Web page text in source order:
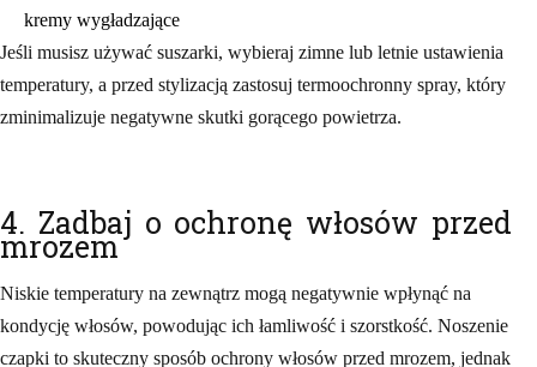
kremy wygładzające
Jeśli musisz używać suszarki, wybieraj zimne lub letnie ustawienia
temperatury, a przed stylizacją zastosuj termoochronny spray, który
zminimalizuje negatywne skutki gorącego powietrza.
4. Zadbaj o ochronę włosów przed
mrozem
Niskie temperatury na zewnątrz mogą negatywnie wpłynąć na
kondycję włosów, powodując ich łamliwość i szorstkość. Noszenie
czapki to skuteczny sposób ochrony włosów przed mrozem, jednak